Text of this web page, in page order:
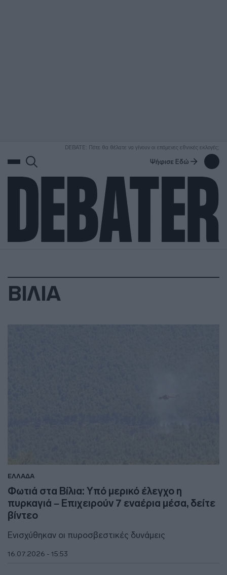
DEBATE: Πότε θα θέλατε να γίνουν οι επόμενες εθνικές εκλογές;
Ψήφισε Εδώ
ΒΙΛΙΑ
ΕΛΛΑΔΑ
Φωτιά στα Βίλια: Υπό μερικό έλεγχο η
πυρκαγιά – Επιχειρούν 7 εναέρια μέσα, δείτε
βίντεο
Ενισχύθηκαν οι πυροσβεστικές δυνάμεις
16.07.2026 - 15:53